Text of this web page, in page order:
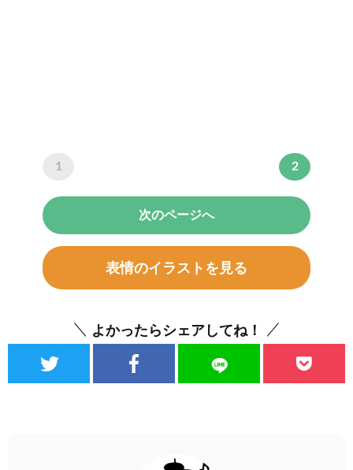
1 2
次のページへ
表情のイラストを見る
よかったらシェアしてね！